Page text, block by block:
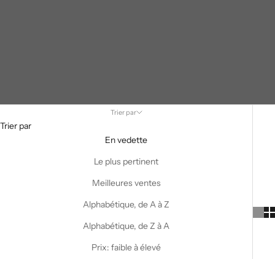
Trier par
Trier par
En vedette
Le plus pertinent
Meilleures ventes
Alphabétique, de A à Z
Alphabétique, de Z à A
Prix: faible à élevé